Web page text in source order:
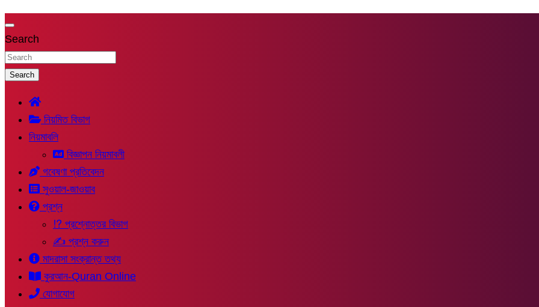
Search
Search
নিয়মিত বিভাগ
নিয়মাবলি
বিজ্ঞাপন নিয়মাবলী
গবেষণা প্রতিবেদন
সুওয়াল-জাওয়াব
প্রশ্ন
⁉ প্রশ্নোত্তর বিভাগ
✍ প্রশ্ন করুন
মাদরাসা সংক্রান্ত তথ্য
কুরআন-Quran Online
যোগাযোগ